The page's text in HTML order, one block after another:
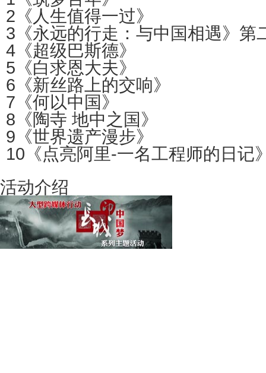
2 《人生值得一过》
3 《永远的行走：与中国相遇》第
4 《超级巴斯德》
5 《白求恩大夫》
6 《新丝路上的交响》
7 《何以中国》
8 《陶寺 地中之国》
9 《世界遗产漫步》
10 《点亮阿里-一名工程师的日记
活动介绍